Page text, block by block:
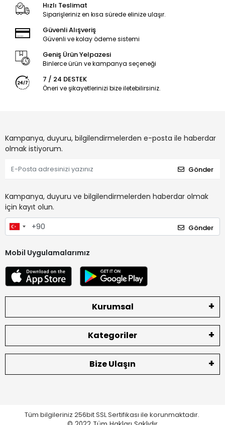
Hızlı Teslimat
Siparişleriniz en kısa sürede elinize ulaşır.
Güvenli Alışveriş
Güvenli ve kolay ödeme sistemi
Geniş Ürün Yelpazesi
Binlerce ürün ve kampanya seçeneği
7 / 24 DESTEK
Öneri ve şikayetlerinizi bize iletebilirsiniz.
Kampanya, duyuru, bilgilendirmelerden e-posta ile haberdar
olmak istiyorum.
Gönder
Kampanya, duyuru ve bilgilendirmelerden haberdar olmak
için kayıt olun.
Gönder
Mobil Uygulamalarımız
Kurumsal
Kategoriler
Bize Ulaşın
Tüm bilgileriniz 256bit SSL Sertifikası ile korunmaktadır.